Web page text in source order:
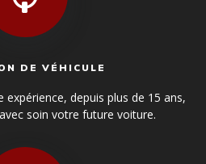
DE VÉHICULE
depuis plus de 15 ans,
soin votre future voiture.